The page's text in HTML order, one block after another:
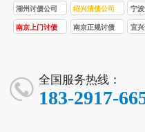
湖州讨债公司 绍兴清债公司 宁波
南京上门讨债
南京正规讨债
宜
全国服务热线：
183-2917-